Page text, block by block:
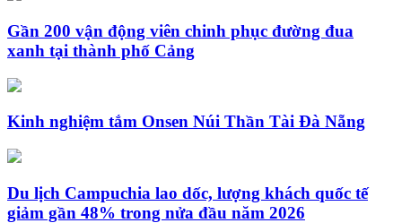
Gần 200 vận động viên chinh phục đường đua
xanh tại thành phố Cảng
Kinh nghiệm tắm Onsen Núi Thần Tài Đà Nẵng
Du lịch Campuchia lao dốc, lượng khách quốc tế
giảm gần 48% trong nửa đầu năm 2026